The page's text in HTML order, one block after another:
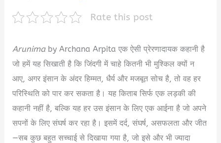
Rate this post
Arunimaby Archana Arpita एक ऐसी प्रेरणादायक कहानी है
जो हमें यह सिखाती है कि जिंदगी में चाहे कितनी भी मुश्किल क्यों न
आए, अगर इंसान के अंदर हिम्मत, धैर्य और मजबूत सोच है, तो वह हर
परिस्थिति को पार कर सकता है। यह किताब सिर्फ एक लड़की की
कहानी नहीं है, बल्कि यह हर उस इंसान के लिए एक आईना है जो अपने
सपनों के लिए संघर्ष कर रहा है। इसमें दर्द, संघर्ष, असफलता और जीत
—सब कुछ बहुत सच्चाई से दिखाया गया है, जो इसे और भी ज्यादा